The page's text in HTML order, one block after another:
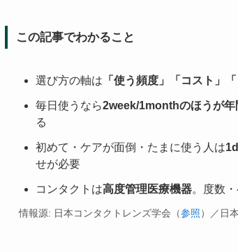
この記事でわかること
選び方の軸は 「使う頻度」「コスト」
毎日使うなら2week/1monthのほうが年
る
初めて・ケアが面倒・たまに使う人は
せが必要
コンタクトは高度管理医療機器。度数
情報源: 日本コンタクトレンズ学会（参照）／日